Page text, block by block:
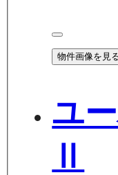
物件画像を見
ユ